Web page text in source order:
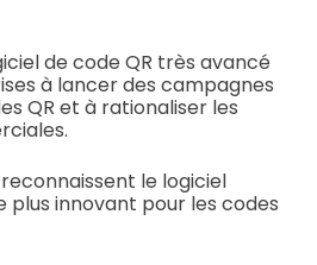
de code QR très avancé
à lancer des campagnes
QR et à rationaliser les
le logiciel
plus innovant pour les codes